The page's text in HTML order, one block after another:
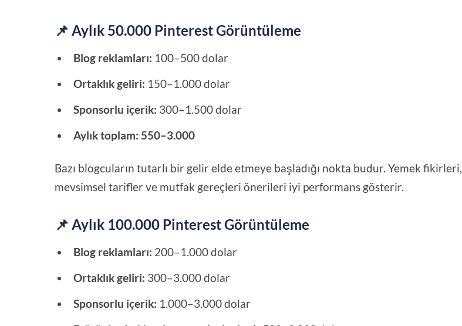
📌 Aylık 50.000 Pinterest Görüntüleme
Blog reklamları: 100–500 dolar
Ortaklık geliri: 150–1.000 dolar
Sponsorlu içerik: 300–1.500 dolar
Aylık toplam: 550–3.000
Bazı blogcuların tutarlı bir gelir elde etmeye başladığı nokta budur. Yemek fikirleri,
mevsimsel tarifler ve mutfak gereçleri önerileri iyi performans gösterir.
📌 Aylık 100.000 Pinterest Görüntüleme
Blog reklamları: 200–1.000 dolar
Ortaklık geliri: 300–3.000 dolar
Sponsorlu içerik: 1.000–3.000 dolar